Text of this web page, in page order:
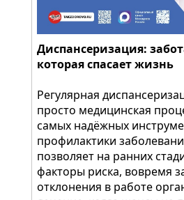
Диспансеризация:
которая спасает жизнь
Регулярная
просто медицинская
самых надёжных
профилактики
позволяет на ранних
факторы риска, вовремя
отклонения в работе